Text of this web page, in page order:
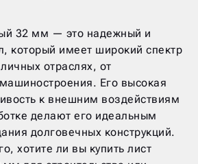
32 мм — это надежный и
который имеет широкий спектр
отраслях, от
Его высокая
к внешним воздействиям
делают его идеальным
долговечных конструкций.
хотите ли вы купить лист